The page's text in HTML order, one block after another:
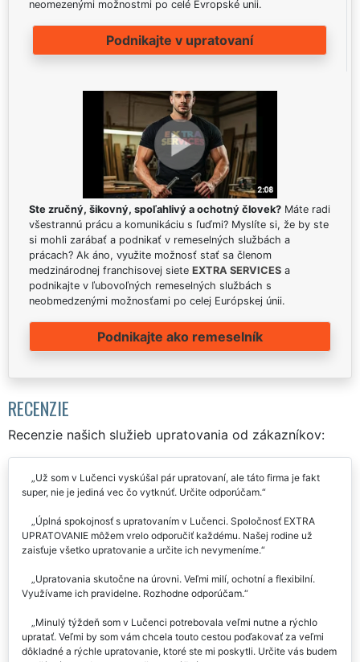
neomezenými možnostmi po celé Evropské unii.
Podnikajte v upratovaní
Ste zručný, šikovný, spoľahlivý a ochotný človek? Máte radi
všestrannú prácu a komunikáciu s ľuďmi? Myslíte si, že by ste
si mohli zarábať a podnikať v remeselných službách a
prácach? Ak áno, využite možnosť stať sa členom
medzinárodnej franchisovej siete EXTRA SERVICES a
podnikajte v ľubovoľných remeselných službách s
neobmedzenými možnosťami po celej Európskej únii.
Podnikajte ako remeselník
RECENZIE
Recenzie našich služieb upratovania od zákazníkov:
Už som v Lučenci vyskúšal pár upratovaní, ale táto firma je fakt
super, nie je jediná vec čo vytknúť. Určite odporúčam.
Úplná spokojnosť s upratovaním v Lučenci. Spoločnosť EXTRA
UPRATOVANIE môžem vrelo odporučiť každému. Našej rodine už
zaisťuje všetko upratovanie a určite ich nevymeníme.
Upratovania skutočne na úrovni. Veľmi milí, ochotní a flexibilní.
Využívame ich pravidelne. Rozhodne odporúčam.
Minulý týždeň som v Lučenci potrebovala veľmi nutne a rýchlo
upratať. Veľmi by som vám chcela touto cestou poďakovať za veľmi
dôkladné a rýchle upratovanie, ktoré ste mi poskytli. Určite vás budem